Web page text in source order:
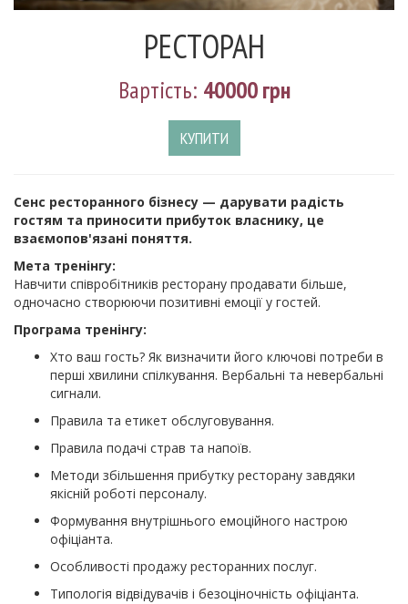
РЕСТОРАН
Вартість: 40000 грн
КУПИТИ
Сенс ресторанного бізнесу — дарувати радість
гостям та приносити прибуток власнику, це
взаємопов'язані поняття.
Мета тренінгу:
Навчити співробітників ресторану продавати більше,
одночасно створюючи позитивні емоції у гостей.
Програма тренінгу:
Хто ваш гость? Як визначити його ключові потреби в
перші хвилини спілкування. Вербальні та невербальні
сигнали.
Правила та етикет обслуговування.
Правила подачі страв та напоїв.
Методи збільшення прибутку ресторану завдяки
якісній роботі персоналу.
Формування внутрішнього емоційного настрою
офіціанта.
Особливості продажу ресторанних послуг.
Типологія відвідувачів і безоціночність офіціанта.